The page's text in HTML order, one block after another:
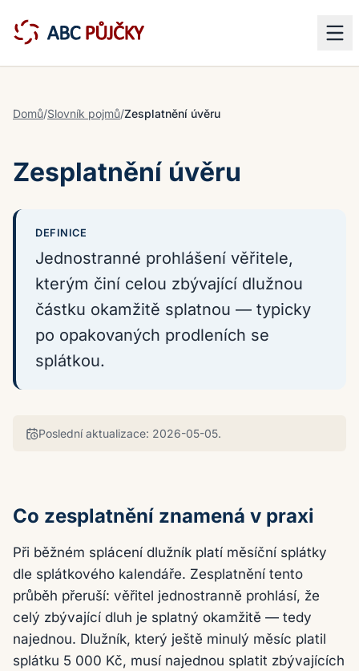
Domů/Slovník pojmů/Zesplatnění úvěru
Zesplatnění úvěru
DEFINICE
Jednostranné prohlášení věřitele,
kterým činí celou zbývající dlužnou
částku okamžitě splatnou — typicky
po opakovaných prodleních se
splátkou.
Poslední aktualizace: 2026-05-05.
Co zesplatnění znamená v praxi
Při běžném splácení dlužník platí měsíční splátky
dle splátkového kalendáře. Zesplatnění tento
průběh přeruší: věřitel jednostranně prohlásí, že
celý zbývající dluh je splatný okamžitě — tedy
najednou. Dlužník, který ještě minulý měsíc platil
splátku 5 000 Kč, musí najednou splatit zbývajících